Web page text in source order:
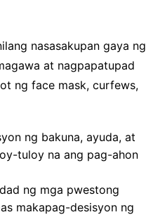
nasasakupan gaya ng
at nagpapatupad
ng face mask, curfews,
ng bakuna, ayuda, at
tuloy na ang pag-ahon
ng mga pwestong
makapag-desisyon ng